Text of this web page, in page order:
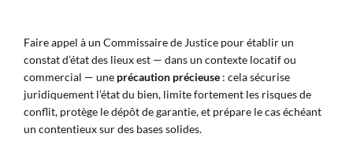
Faire appel à un Commissaire de Justice pour établir un
constat d’état des lieux est — dans un contexte locatif ou
commercial — une précaution précieuse : cela sécurise
juridiquement l’état du bien, limite fortement les risques de
conflit, protège le dépôt de garantie, et prépare le cas échéant
un contentieux sur des bases solides.